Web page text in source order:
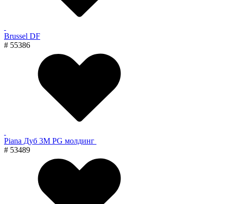
Brussel DF
# 55386
Piana Дуб 3M PG молдинг
# 53489